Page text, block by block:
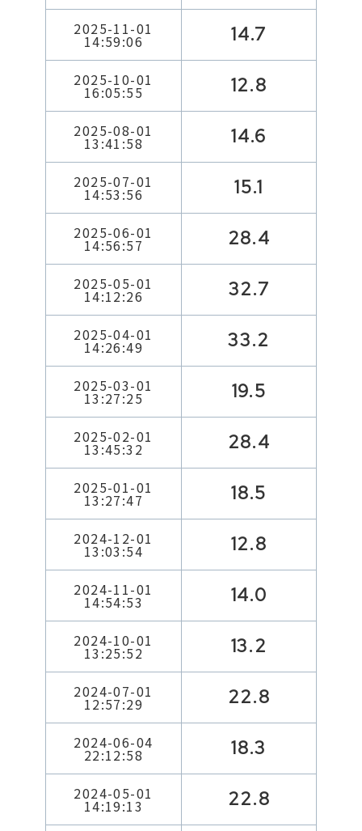
2025-11-01
14:59:06 14.7
2025-10-01
16:05:55 12.8
2025-08-01
13:41:58 14.6
2025-07-01
14:53:56 15.1
2025-06-01
14:56:57 28.4
2025-05-01
14:12:26 32.7
2025-04-01
14:26:49 33.2
2025-03-01
13:27:25 19.5
2025-02-01
13:45:32 28.4
2025-01-01
13:27:47 18.5
2024-12-01
13:03:54 12.8
2024-11-01
14:54:53 14.0
2024-10-01
13:25:52 13.2
2024-07-01
12:57:29 22.8
2024-06-04
22:12:58 18.3
2024-05-01
14:19:13 22.8